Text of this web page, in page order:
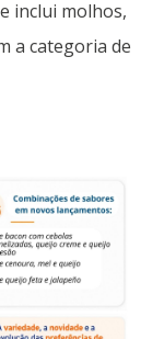
inclui molhos,
a categoria de